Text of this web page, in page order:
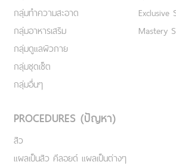
กลุ่มทำความสะอาด
กลุ่มอาหารเสริม
กลุ่มดูแลผิวกาย
กลุ่มชุดเซ็ต
กลุ่มอื่นๆ
Exclusive
Mastery
PROCEDURES (ปัญหา)
สิว
แผลเป็นสิว คีลอยด์ แผลเป็นต่างๆ